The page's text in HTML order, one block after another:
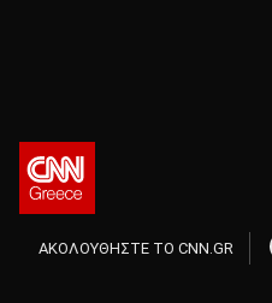
ΑΚΟΛΟΥΘΗΣΤΕ ΤΟ CNN.GR